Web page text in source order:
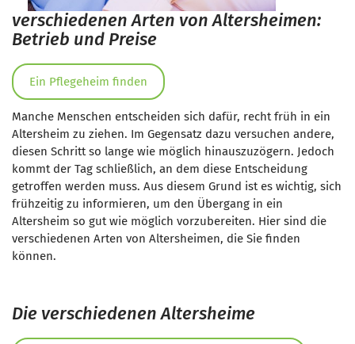
verschiedenen Arten von Altersheimen:
Betrieb und Preise
Ein Pflegeheim finden
Manche Menschen entscheiden sich dafür, recht früh in ein
Altersheim zu ziehen. Im Gegensatz dazu versuchen andere,
diesen Schritt so lange wie möglich hinauszuzögern. Jedoch
kommt der Tag schließlich, an dem diese Entscheidung
getroffen werden muss. Aus diesem Grund ist es wichtig, sich
frühzeitig zu informieren, um den Übergang in ein
Altersheim so gut wie möglich vorzubereiten. Hier sind die
verschiedenen Arten von Altersheimen, die Sie finden
können.
Die verschiedenen Altersheime